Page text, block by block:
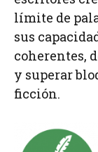
límite de
sus
coherentes,
y superar
ficción.